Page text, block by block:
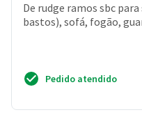
De rudge ramos sbc
bastos), sofá, fogão,
Pedido atendido